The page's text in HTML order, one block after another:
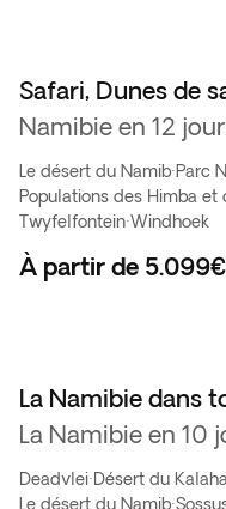
Safari, Dunes de
Namibie en 12
Le désert du Namib·Parc
Populations des Himba et
Twyfelfontein·Windhoek
À partir de 5.099€
Vente Flash
La Namibie dans
La Namibie en 10
Deadvlei·Désert du
Le désert du Namib·